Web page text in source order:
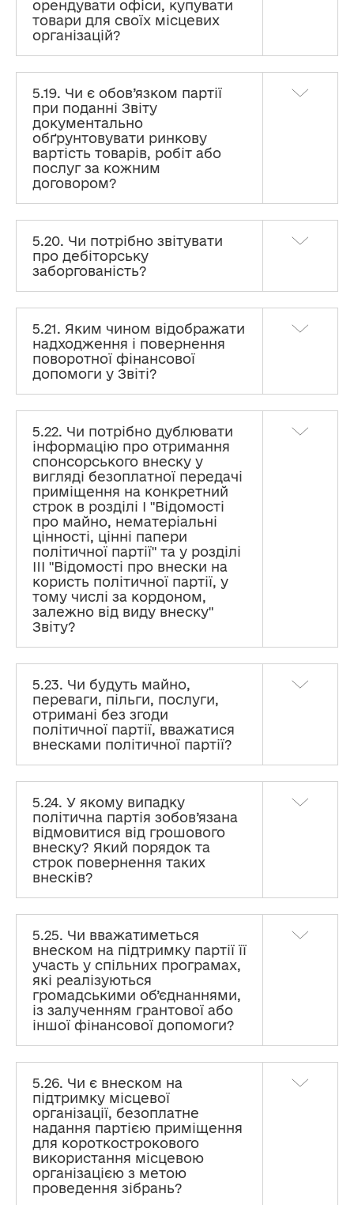
орендувати офіси, купувати
товари для своїх місцевих
організацій?
5.19. Чи є обов’язком партії
при поданні Звіту
документально
обґрунтовувати ринкову
вартість товарів, робіт або
послуг за кожним
договором?
5.20. Чи потрібно звітувати
про дебіторську
заборгованість?
5.21. Яким чином відображати
надходження і повернення
поворотної фінансової
допомоги у Звіті?
5.22. Чи потрібно дублювати
інформацію про отримання
спонсорського внеску у
вигляді безоплатної передачі
приміщення на конкретний
строк в розділі I "Відомості
про майно, нематеріальні
цінності, цінні папери
політичної партії" та у розділі
III "Відомості про внески на
користь політичної партії, у
тому числі за кордоном,
залежно від виду внеску"
Звіту?
5.23. Чи будуть майно,
переваги, пільги, послуги,
отримані без згоди
політичної партії, вважатися
внесками політичної партії?
5.24. У якому випадку
політична партія зобов’язана
відмовитися від грошового
внеску? Який порядок та
строк повернення таких
внесків?
5.25. Чи вважатиметься
внеском на підтримку партії її
участь у спільних програмах,
які реалізуються
громадськими об’єднаннями,
із залученням грантової або
іншої фінансової допомоги?
5.26. Чи є внеском на
підтримку місцевої
організації, безоплатне
надання партією приміщення
для короткострокового
використання місцевою
організацією з метою
проведення зібрань?